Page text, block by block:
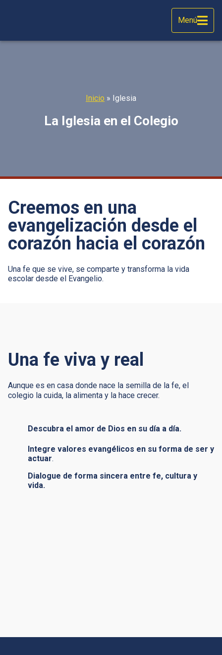
Menú
Inicio » Iglesia
La Iglesia en el Colegio
Creemos en una
evangelización desde el
corazón hacia el corazón
Una fe que se vive, se comparte y transforma la vida
escolar desde el Evangelio.
Una fe viva y real
Aunque es en casa donde nace la semilla de la fe, el
colegio la cuida, la alimenta y la hace crecer.
Descubra el amor de Dios en su día a día.
Integre valores evangélicos en su forma de ser y
actuar.
Dialogue de forma sincera entre fe, cultura y
vida.